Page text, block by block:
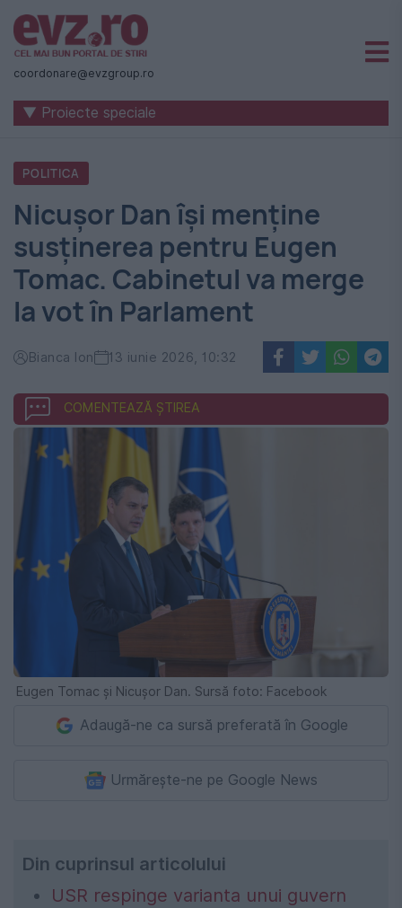
Știri
naționale
internaționale
România
-
Evenimentul
Zilei
coordonare@evzgroup.ro
▼ Proiecte speciale
POLITICA
Nicușor Dan își menține
susținerea pentru Eugen
Tomac. Cabinetul va merge
la vot în Parlament
Bianca Ion 13 iunie 2026, 10:32
COMENTEAZĂ ȘTIREA
Eugen Tomac și Nicușor Dan. Sursă foto: Facebook
Adaugă-ne ca sursă preferată în Google
Urmărește-ne pe Google News
Din cuprinsul articolului
USR respinge varianta unui guvern